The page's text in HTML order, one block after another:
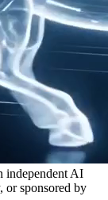
independent AI
or sponsored by